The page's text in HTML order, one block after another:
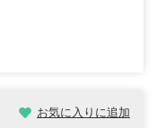
お気に入りに追加